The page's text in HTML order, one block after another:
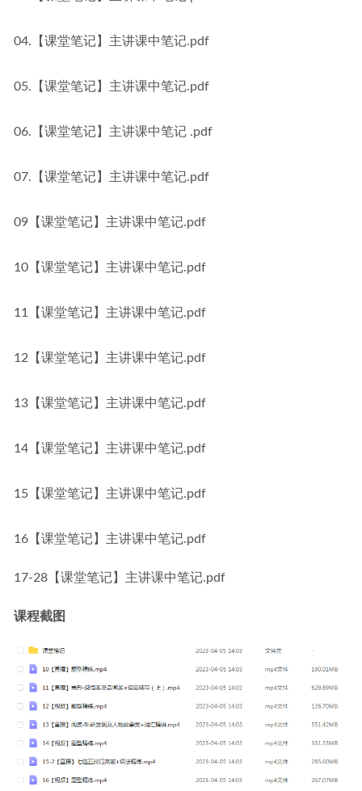
04.【课堂笔记】主讲课中笔记.pdf
05.【课堂笔记】主讲课中笔记.pdf
06.【课堂笔记】主讲课中笔记 .pdf
07.【课堂笔记】主讲课中笔记.pdf
09【课堂笔记】主讲课中笔记.pdf
10【课堂笔记】主讲课中笔记.pdf
11【课堂笔记】主讲课中笔记.pdf
12【课堂笔记】主讲课中笔记.pdf
13【课堂笔记】主讲课中笔记.pdf
14【课堂笔记】主讲课中笔记.pdf
15【课堂笔记】主讲课中笔记.pdf
16【课堂笔记】主讲课中笔记.pdf
17-28【课堂笔记】主讲课中笔记.pdf
课程截图